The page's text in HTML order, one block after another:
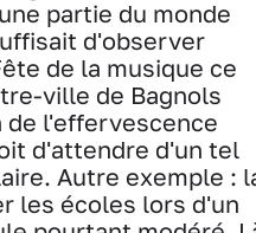
partie du monde
d'observer
de la musique ce
ville de Bagnols
de l'effervescence
d'attendre d'un tel
Autre exemple :
les écoles lors d'un